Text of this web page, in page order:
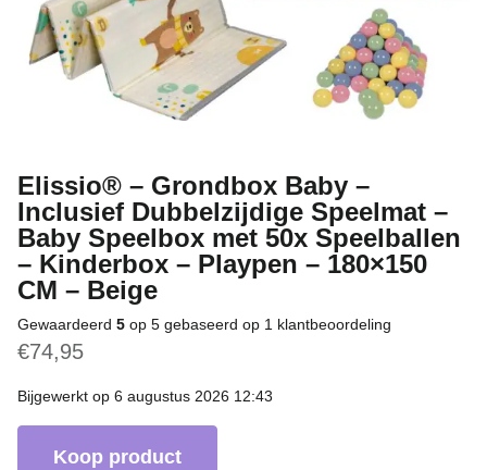
Elissio® – Grondbox Baby –
Inclusief Dubbelzijdige Speelmat –
Baby Speelbox met 50x Speelballen
– Kinderbox – Playpen – 180×150
CM – Beige
Gewaardeerd 5 op 5 gebaseerd op 1 klantbeoordeling
€74,95
Bijgewerkt op 6 augustus 2026 12:43
Koop product